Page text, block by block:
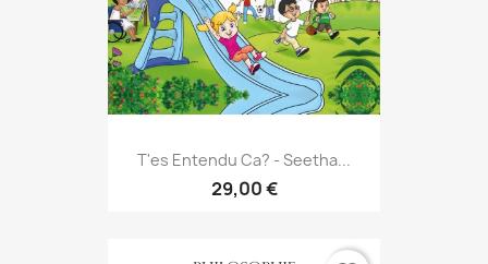
T'es Entendu Ca? - Seetha...
29,00 €